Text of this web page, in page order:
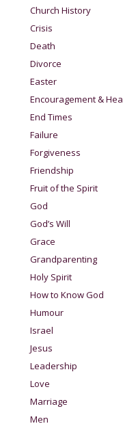
Church History
Crisis
Death
Divorce
Easter
Encouragement &
End Times
Failure
Forgiveness
Friendship
Fruit of the Spirit
God
God’s Will
Grace
Grandparenting
Holy Spirit
How to Know God
Humour
Israel
Jesus
Leadership
Love
Marriage
Men